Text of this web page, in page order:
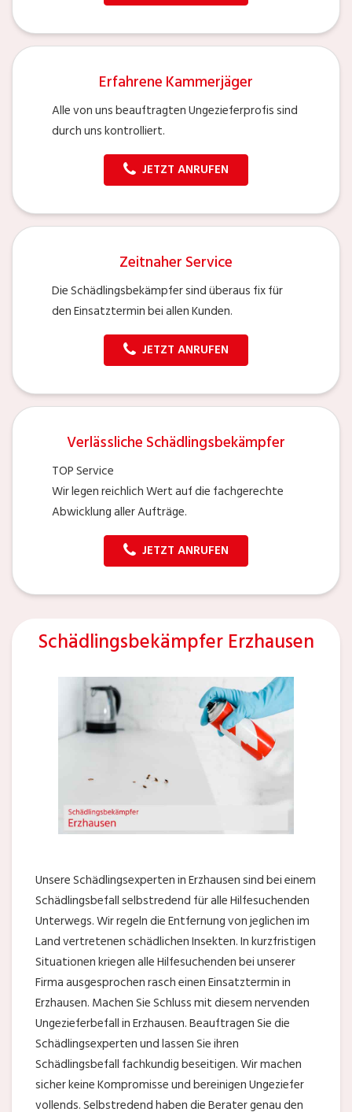
Erfahrene Kammerjäger
Alle von uns beauftragten Ungezieferprofis sind
durch uns kontrolliert.
JETZT ANRUFEN
Zeitnaher Service
Die Schädlingsbekämpfer sind überaus fix für
den Einsatztermin bei allen Kunden.
JETZT ANRUFEN
Verlässliche Schädlingsbekämpfer
TOP Service
Wir legen reichlich Wert auf die fachgerechte
Abwicklung aller Aufträge.
JETZT ANRUFEN
Schädlingsbekämpfer Erzhausen
Unsere Schädlingsexperten in Erzhausen sind bei einem
Schädlingsbefall selbstredend für alle Hilfesuchenden
Unterwegs. Wir regeln die Entfernung von jeglichen im
Land vertretenen schädlichen Insekten. In kurzfristigen
Situationen kriegen alle Hilfesuchenden bei unserer
Firma ausgesprochen rasch einen Einsatztermin in
Erzhausen. Machen Sie Schluss mit diesem nervenden
Ungezieferbefall in Erzhausen. Beauftragen Sie die
Schädlingsexperten und lassen Sie ihren
Schädlingsbefall fachkundig beseitigen. Wir machen
sicher keine Kompromisse und bereinigen Ungeziefer
vollends. Selbstredend haben die Berater genau den